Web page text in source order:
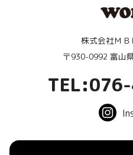
株式会社Ｍ
〒930-0992 富山